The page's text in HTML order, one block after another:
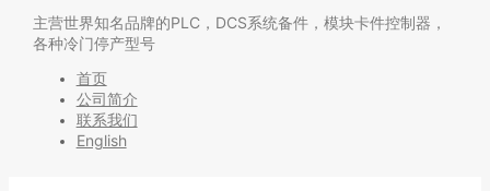
主营世界知名品牌的PLC，DCS系统备件，模块卡件控制器，
各种冷门停产型号
首页
公司简介
联系我们
English